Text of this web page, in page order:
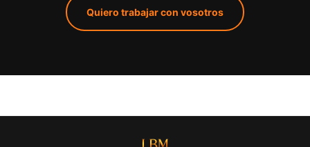
Quiero trabajar con vosotros